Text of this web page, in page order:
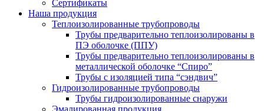
Сертификаты
Наша продукция
Теплоизолированные трубопроводы
Трубы предварительно теплоизолированы в
ПЭ оболочке (ППУ)
Трубы предварительно теплоизолированы в
металлической оболочке “Спиро”
Трубы с изоляцией типа “сэндвич”
Гидроизолированные трубопроводы
Трубы гидроизолированные снаружи
Эмалированная продукция